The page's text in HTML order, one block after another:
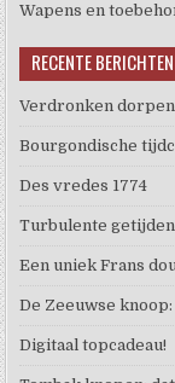
Wapens en
RECENTE BERICHTEN
Verdronken
Bourgondische
Des vredes 1774
Turbulente
Een uniek Frans
De Zeeuwse
Digitaal topcadeau!